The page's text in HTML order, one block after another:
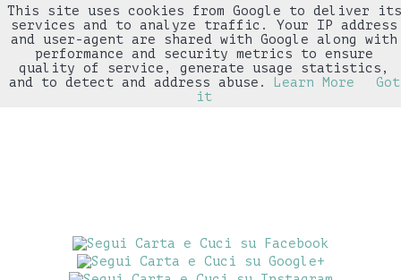
▼
This site uses cookies from Google to deliver its
services and to analyze traffic. Your IP address
and user-agent are shared with Google along with
performance and security metrics to ensure
quality of service, generate usage statistics,
and to detect and address abuse.
Learn More
Got
it